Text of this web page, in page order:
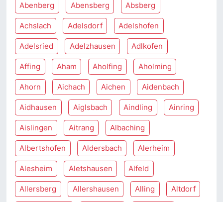
Abenberg Abensberg Absberg
Achslach Adelsdorf Adelshofen
Adelsried Adelzhausen Adlkofen
Affing Aham Aholfing Aholming
Ahorn Aichach Aichen Aidenbach
Aidhausen Aiglsbach Aindling Ainring
Aislingen Aitrang Albaching
Albertshofen Aldersbach Alerheim
Alesheim Aletshausen Alfeld
Allersberg Allershausen Alling Altdorf